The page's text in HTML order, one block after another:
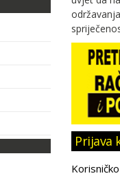
Prijava